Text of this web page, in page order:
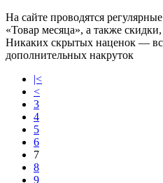
На сайте проводятся
«Товар месяца», а также
Никаких скрытых наценок —
дополнительных накруток
|<
<
3
4
5
6
7
8
9